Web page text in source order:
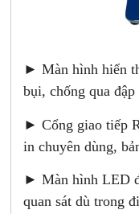
► Màn hình hiển
bụi, chống qua đập
► Cổng giao tiếp
in chuyên dùng,
► Màn hình LED
quan sát dù trong